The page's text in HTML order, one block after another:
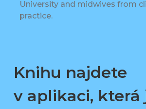
University and midwives from
practice.
Knihu najdete
v aplikaci, která